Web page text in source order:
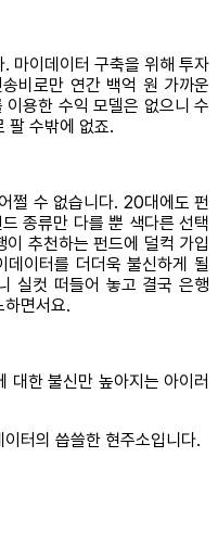
마이데이터 구축을 위해 투자
비로만 연간 백억 원 가까운
용한 수익 모델은 없으니 수
팔 수밖에 없죠.
쩔 수 없습니다. 20대에도 펀
종류만 다를 뿐 색다른 선택
추천하는 펀드에 덜컥 가입
이터를 더더욱 불신하게 될
실컷 떠들어 놓고 결국 은행
면서요.
대한 불신만 높아지는 아이러
터의 씁쓸한 현주소입니다.